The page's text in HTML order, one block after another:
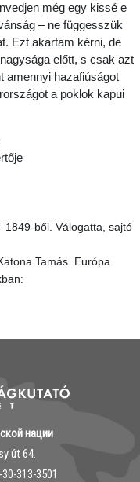
még egy kissé e
– ne függesszük
Ezt akartam kérni, de
előtt, s csak azt
amennyi hazafiúságot
a poklok kapui
ből. Válogatta, sajtó
Tamás. Európa
нации
út 64.
313-3501